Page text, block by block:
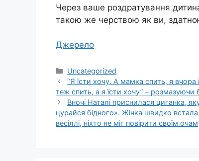
Через ваше роздратування
такою же черствою як ви,
Джерело
Категорії
Uncategorized
“Я їсти хочу. А мамка спить, я вчора
теж спить, а я їсти хочу” –
Вночі Наталі приснилася циганка,
цуpайся бiдного». Жінка швидко встала
весіллі, нiхто не мiг повiрити свoїм очам